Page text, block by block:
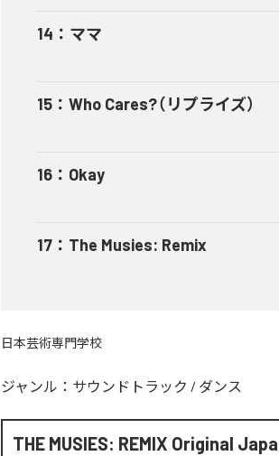
14 ： ママ
15 ： Who Cares?（リプライズ）
16 ： Okay
17 ： The Musies: Remix
日本芸術専門学校
ジャンル： サウンドトラック / ダンス
THE MUSIES: REMIX Original